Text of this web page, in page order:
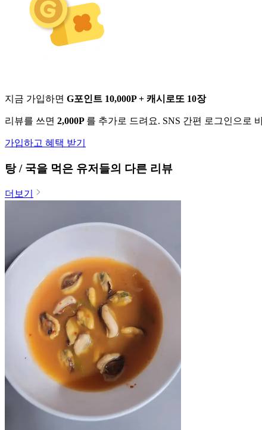
지금 가입하면 G포인트 10,000P + 캐시로또 10장
리뷰를 쓰면 2,000P 를 추가로 드려요. SNS 간편 로그인으로
가입하고 혜택 받기
탕 / 국을 먹은 유저들의 다른 리뷰
더보기